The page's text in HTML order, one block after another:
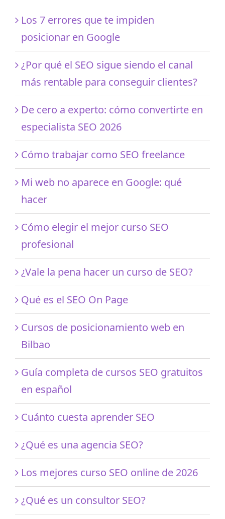
Los 7 errores que te impiden
posicionar en Google
¿Por qué el SEO sigue siendo el canal
más rentable para conseguir clientes?
De cero a experto: cómo convertirte en
especialista SEO 2026
Cómo trabajar como SEO freelance
Mi web no aparece en Google: qué
hacer
Cómo elegir el mejor curso SEO
profesional
¿Vale la pena hacer un curso de SEO?
Qué es el SEO On Page
Cursos de posicionamiento web en
Bilbao
Guía completa de cursos SEO gratuitos
en español
Cuánto cuesta aprender SEO
¿Qué es una agencia SEO?
Los mejores curso SEO online de 2026
¿Qué es un consultor SEO?